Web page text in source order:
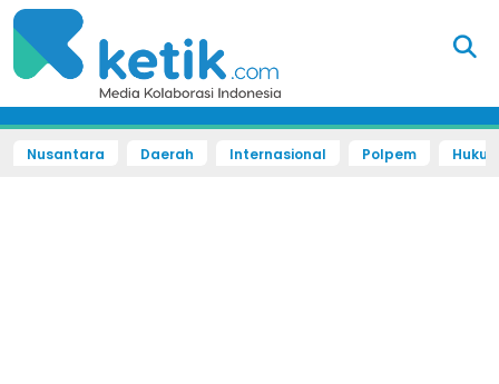
Nusantara Daerah Internasional Polpem